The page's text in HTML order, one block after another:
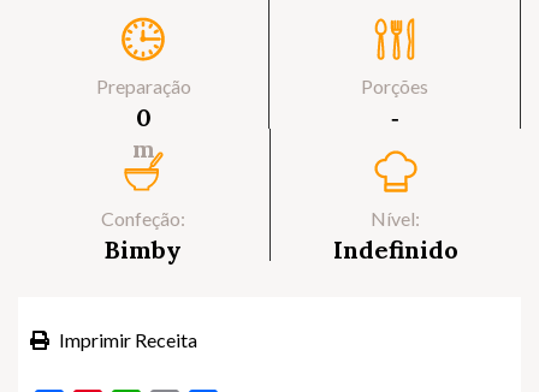
Preparação
0
m
Porções
‐
Confeção:
Bimby
Nível:
Indefinido
Imprimir Receita